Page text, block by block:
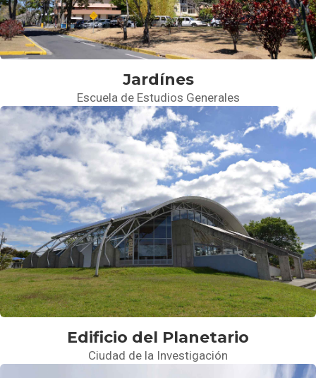
Jardínes
Escuela de Estudios Generales
Edificio del Planetario
Ciudad de la Investigación